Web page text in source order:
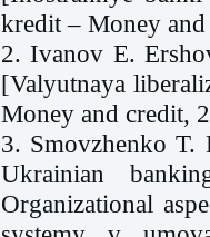
kredit – Money
2. Ivanov E.
[Valyutnaya
Money and credit,
3. Smovzhenko T.
Ukrainian
Organizational